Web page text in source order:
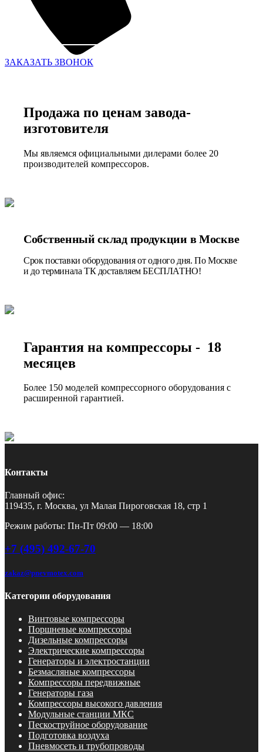
ЗАКАЗАТЬ ЗВОНОК
Продажа по ценам завода-
изготовителя
Мы являемся официальными дилерами более 20
производителей компрессоров.
Собственный склад продукции в Москве
Срок поставки оборудования от одного дня. По Москве
и до терминала ТК доставляем БЕСПЛАТНО!
Гарантия на компрессоры - 18
месяцев
Более 150 моделей компрессорного оборудования с
расширенной гарантией.
Контакты
Главный офис:
119435, г. Москва, ул Малая Пироговская 18, стр 1
Режим работы: Пн-Пт 09:00 — 18:00
+7 (495) 492-67-70
zakaz@pnevmotex.com
Категории оборудования
Винтовые компрессоры
Поршневые компрессоры
Дизельные компрессоры
Электрические компрессоры
Генераторы и электростанции
Безмасляные компрессоры
Компрессоры передвижные
Генераторы газа
Компрессоры высокого давления
Модульные станции МКС
Пескоструйное оборудование
Подготовка воздуха
Пневмосеть и трубопроводы